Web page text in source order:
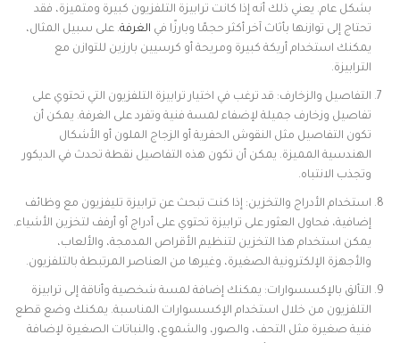
بشكل عام. يعني ذلك أنه إذا كانت ترابيزة التلفزيون كبيرة ومتميزة، فقد
تحتاج إلى توازنها بأثاث آخر أكثر حجمًا وبارزًا في الغرفة. على سبيل المثال،
يمكنك استخدام أريكة كبيرة ومريحة أو كرسيين بارزين للتوازن مع
الترابيزة.
التفاصيل والزخارف: قد ترغب في اختيار ترابيزة التلفزيون التي تحتوي على
تفاصيل وزخارف جميلة لإضفاء لمسة فنية وتفرد على الغرفة. يمكن أن
تكون التفاصيل مثل النقوش الحفرية أو الزجاج الملون أو الأشكال
الهندسية المميزة. يمكن أن تكون هذه التفاصيل نقطة تحدث في الديكور
وتجذب الانتباه.
استخدام الأدراج والتخزين: إذا كنت تبحث عن ترابيزة تليفزيون مع وظائف
إضافية، فحاول العثور على ترابيزة تحتوي على أدراج أو أرفف لتخزين الأشياء.
يمكن استخدام هذا التخزين لتنظيم الأقراص المدمجة، والألعاب،
والأجهزة الإلكترونية الصغيرة، وغيرها من العناصر المرتبطة بالتلفزيون.
التألق بالإكسسوارات: يمكنك إضافة لمسة شخصية وأناقة إلى ترابيزة
التلفزيون من خلال استخدام الإكسسوارات المناسبة. يمكنك وضع قطع
فنية صغيرة مثل التحف، والصور، والشموع، والنباتات الصغيرة لإضافة